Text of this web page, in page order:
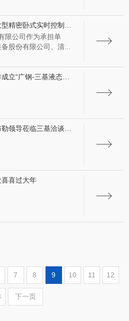
限公司考察
套装备”项目的实施进
海荭、快速制造国家
宏志、科技发展部何
精密卧式实时控制压
州三基顺利召开
限公司作为承担单
股份有限公司、清华
学研究总院先进制造
科技重大专项--“高档
“3500吨精密卧式实时控
立“广钢-三基液态模
领导莅临三基洽谈合
喜过大年
7 8 9 10 11 12
下一页